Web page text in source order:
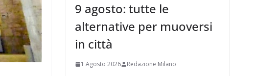
9 agosto: tutte le
alternative per muoversi
in città
1 Agosto 2026 Redazione Milano